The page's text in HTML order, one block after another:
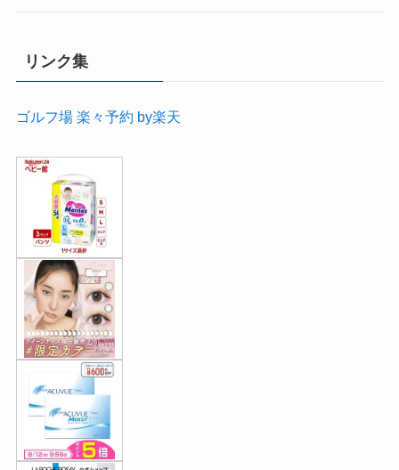
リンク集
ゴルフ場 楽々予約 by楽天